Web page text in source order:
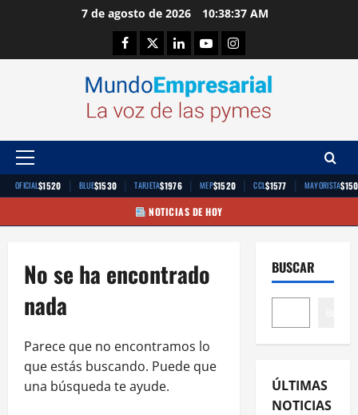
7 de agosto de 2026 10:38:38 AM
Facebook
TwitterLinkedinYoutubeInstagram
Menú
principal
OFICIAL$1520 | BLUE$1530 | TARJETA$1976 | MEP$1520 | CCL$1577 | MAYORISTA
NOTICIAS DE HOY
No se ha encontrado
nada
Parece que no encontramos lo
que estás buscando. Puede que
una búsqueda te ayude.
BUSCAR
ÚLTIMAS
NOTICIAS